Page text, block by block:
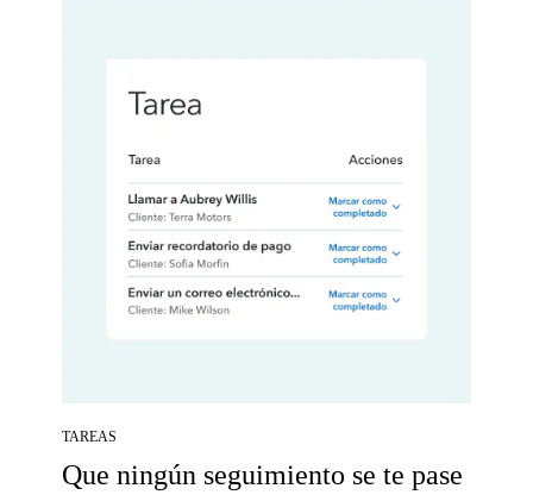
TAREAS
Que ningún seguimiento se te pase